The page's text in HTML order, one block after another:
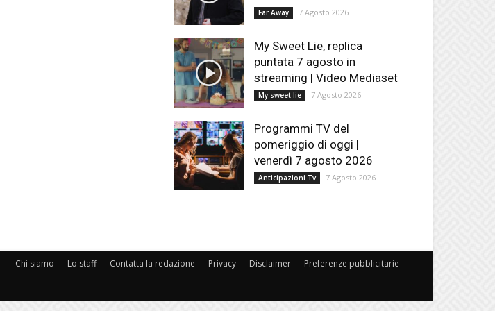
Far Away 7 Agosto 2026
My Sweet Lie, replica
puntata 7 agosto in
streaming | Video Mediaset
My sweet lie 7 Agosto 2026
Programmi TV del
pomeriggio di oggi |
venerdì 7 agosto 2026
Anticipazioni Tv 7 Agosto 2026
Chi siamo Lo staff Contatta la redazione Privacy Disclaimer Preferenze pubblicitarie